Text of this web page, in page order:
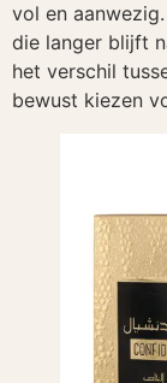
vol en
die langer blijft
het verschil
bewust kiezen